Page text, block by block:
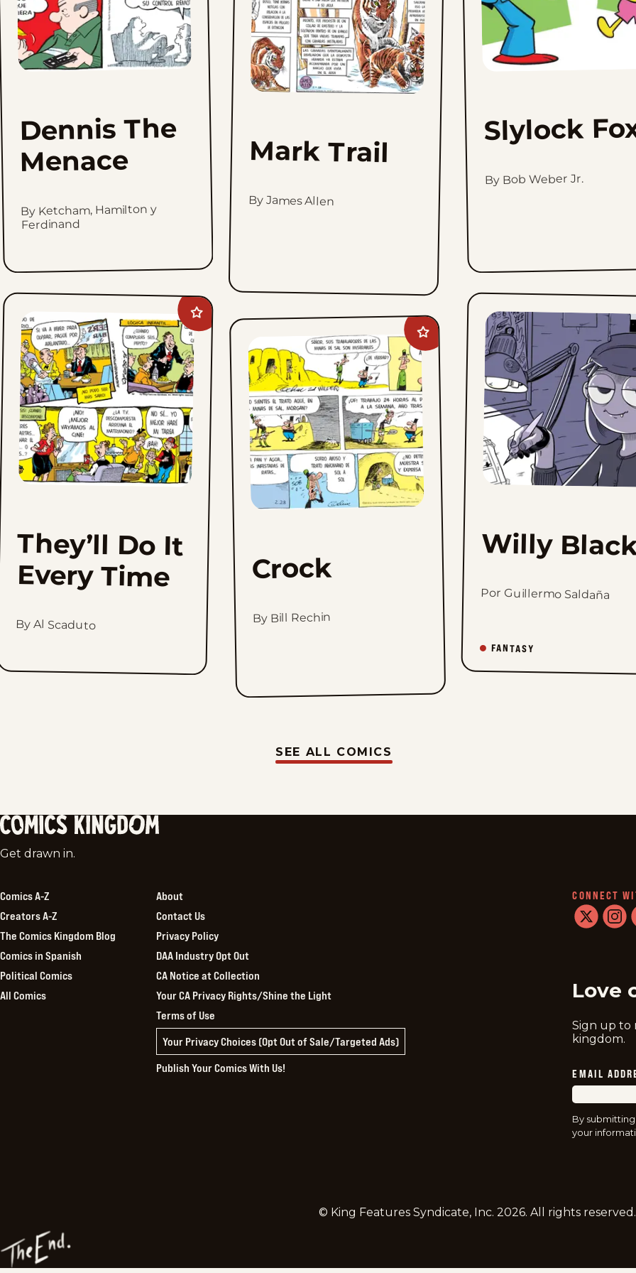
Dennis The
Menace
By Ketcham, Hamilton y
Ferdinand
Mark Trail
By James Allen
Slylock
By Bob Weber Jr.
Add
They&#8217;ll
Every
Time
favorites
They’ll Do It
Every Time
By Al Scaduto
Add
Crock
favorites
Crock
By Bill Rechin
Willy
Por Guillermo Saldaña
FANTASY
SEE ALL COMICS
Comics
Get drawn in.
Comics A-Z
Creators A-Z
The Comics Kingdom Blog
Comics in Spanish
Political Comics
All Comics
About
Contact Us
Privacy Policy
DAA Industry Opt Out
CA Notice at Collection
Your CA Privacy Rights/Shine the Light
Terms of Use
Your Privacy Choices (Opt Out of Sale/Targeted Ads)
Publish Your Comics With Us!
CONNECT
Love
Sign up to
kingdom.
EMAIL
By
your
© King Features Syndicate, Inc. 2026. All rights reserved.